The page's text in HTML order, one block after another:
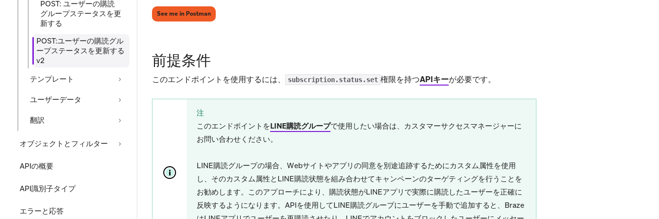
POST: ユーザーの購読
グループステータスを更
新する
POST:ユーザーの購読グル
ープステータスを更新する
v2
テンプレート
ユーザーデータ
翻訳
オブジェクトとフィルター
APIの概要
API識別子タイプ
エラーと応答
See me in Postman(opens in new tab)
前提条件
このエンドポイントを使用するには、 subscription.status.set 権限を持つAPIキーが必要です。
注
このエンドポイントをLINE購読グループで使用したい場合は、カスタマーサクセスマネージャーに
お問い合わせください。
LINE購読グループの場合、Webサイトやアプリの同意を別途追跡するためにカスタム属性を使用
し、そのカスタム属性とLINE購読状態を組み合わせてキャンペーンのターゲティングを行うことを
お勧めします。このアプローチにより、購読状態がLINEアプリで実際に購読したユーザーを正確に
反映するようになります。APIを使用してLINE購読グループにユーザーを手動で追加すると、Braze